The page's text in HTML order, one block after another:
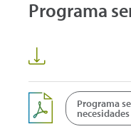
Programa
Programa